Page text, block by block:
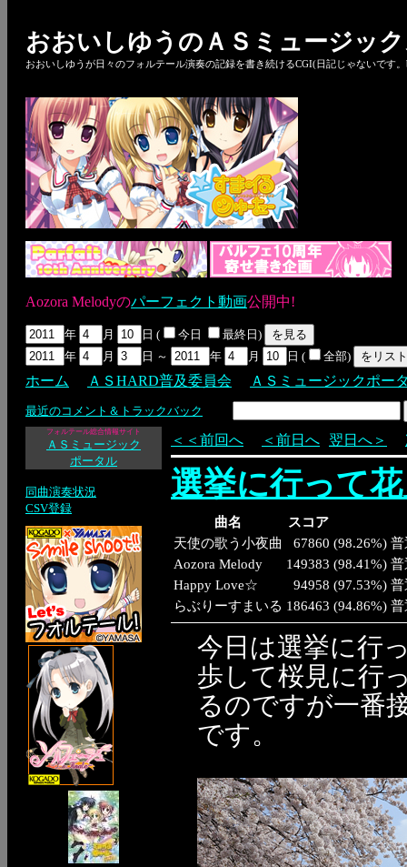
おおいしゆうのＡＳミュージッ
おおいしゆうが日々のフォルテール演奏の記録を書き続けるCGI(日記じゃないです
Aozora Melodyのパーフェクト動画公開中!
年 月 日 ( 今日
最終日)
年
月 日 ～ 年 月 日 ( 全部)
ホーム ＡＳHARD普及委員会 ＡＳミュージックポー
最近のコメント＆トラックバック
フォルテール総合情報サイト
ＡＳミュージック
ポータル
同曲演奏状況
CSV登録
＜＜前回へ ＜前日へ 翌日へ＞
選挙に行って
曲名
スコア
天使の歌う小夜曲
67860 (98.26%) 普
Aozora Melody
149383 (98.41%) 普
Happy Love☆
94958 (97.53%) 普
らぶりーすまいる 186463 (94.86%) 普
今日は選挙に行
歩して桜見に行
るのですが一番
です。